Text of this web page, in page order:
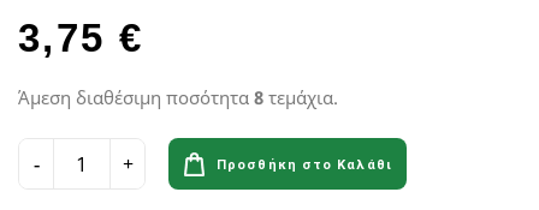
3,75 €
Άμεση διαθέσιμη ποσότητα 8 τεμάχια.
Προσθήκη στο Καλάθι